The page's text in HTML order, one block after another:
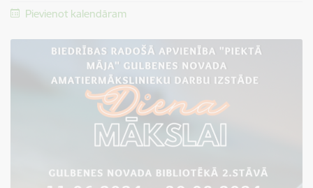
Pievienot kalendāram